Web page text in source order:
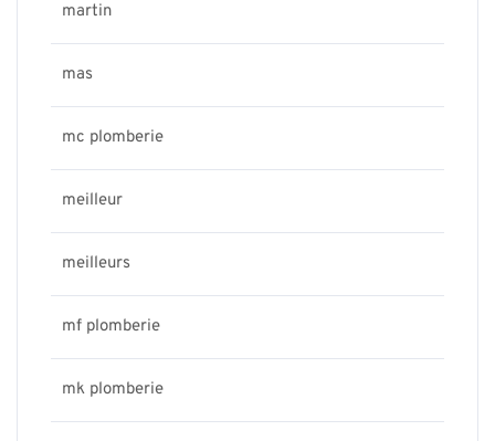
martin
mas
mc plomberie
meilleur
meilleurs
mf plomberie
mk plomberie